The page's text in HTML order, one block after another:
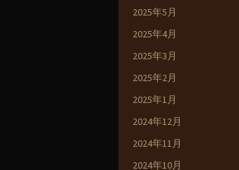
2025年5月
2025年4月
2025年3月
2025年2月
2025年1月
2024年12月
2024年11月
2024年10月